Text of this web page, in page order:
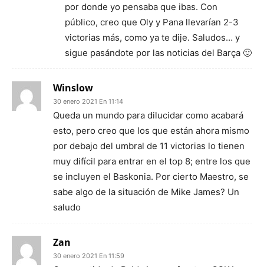
por donde yo pensaba que ibas. Con
público, creo que Oly y Pana llevarían 2-3
victorias más, como ya te dije. Saludos… y
sigue pasándote por las noticias del Barça 🙂
Winslow
30 enero 2021 En 11:14
Queda un mundo para dilucidar como acabará
esto, pero creo que los que están ahora mismo
por debajo del umbral de 11 victorias lo tienen
muy difícil para entrar en el top 8; entre los que
se incluyen el Baskonia. Por cierto Maestro, se
sabe algo de la situación de Mike James? Un
saludo
Zan
30 enero 2021 En 11:59